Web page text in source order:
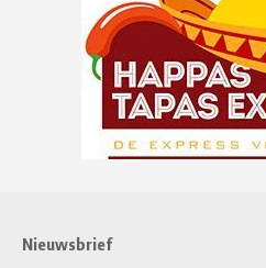
Nieuwsbrief